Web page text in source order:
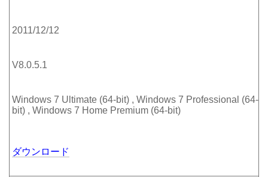
2011/12/12
V8.0.5.1
Windows 7 Ultimate (64-bit) , Windows 7 Professional (64-
bit) , Windows 7 Home Premium (64-bit)
ダウンロード